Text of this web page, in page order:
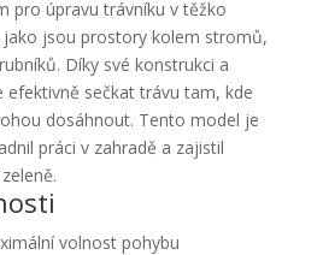
pro úpravu trávníku v těžko
jsou prostory kolem stromů,
Díky své konstrukci a
efektivně sečkat trávu tam, kde
dosáhnout. Tento model je
práci v zahradě a zajistil
volnost pohybu